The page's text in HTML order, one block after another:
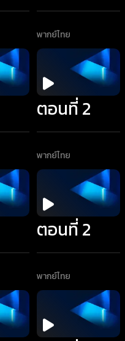
พากย์ไทย
ตอนที่ 2
พากย์ไทย
ตอนที่ 2
พากย์ไทย